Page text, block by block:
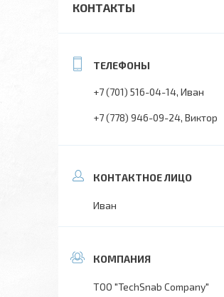
КОНТАКТЫ
+7 (701) 516-04-14 Иван
+7 (778) 946-09-24 Виктор
Иван
TOO "TechSnab Company"